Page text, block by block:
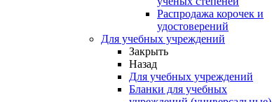
Распродажа корочек и
удостоверений
Для учебных учреждений
Закрыть
Назад
Для учебных учреждений
Бланки для учебных